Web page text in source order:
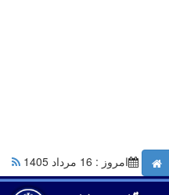
امروز : 16 مرداد 1405